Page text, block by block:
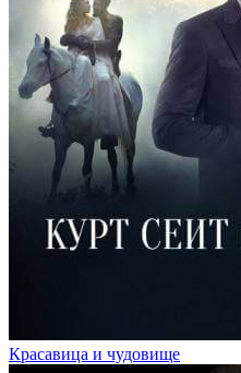
Красавица и чудовище